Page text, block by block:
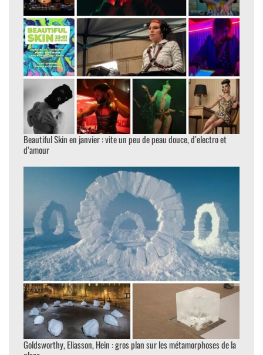
Beautiful Skin en janvier : vite un peu de peau douce, d’electro et
d’amour
Goldsworthy, Eliasson, Hein : gros plan sur les métamorphoses de la